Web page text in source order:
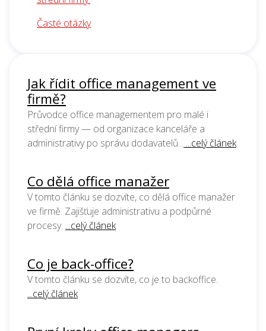
Časté otázky
Jak řídit office management ve
firmě?
Průvodce office managementem pro malé i
střední firmy — od organizace kanceláře a
administrativy po správu dodavatelů... ...celý článek
Co dělá office manažer
V tomto článku se dozvíte, co dělá office manažer
ve firmě. Zajišťuje administrativu a podpůrné
procesy. ...celý článek
Co je back-office?
V tomto článku se dozvíte, co je to backoffice.
...celý článek